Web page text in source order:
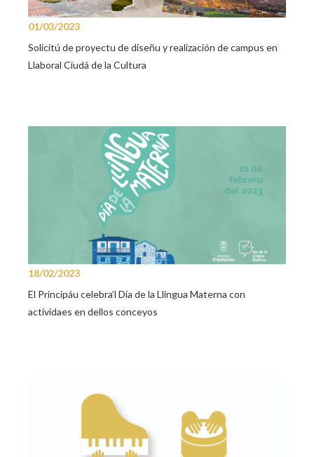
01/03/2023
Solicitú de proyectu de diseñu y realización de campus en
Llaboral Ciudá de la Cultura
18/02/2023
El Principáu celebra’l Día de la Llingua Materna con
actividaes en dellos conceyos